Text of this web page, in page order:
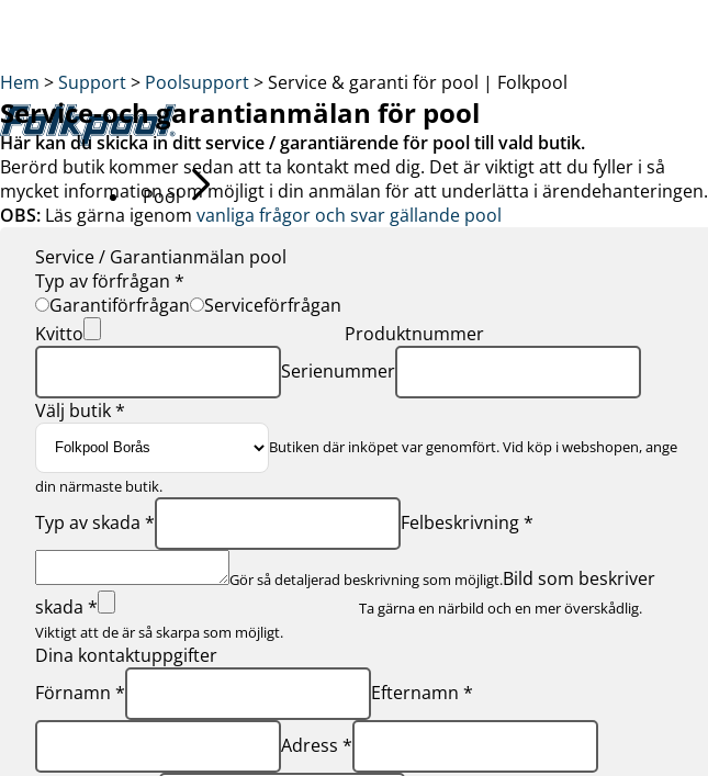
Pool
Köpa pool
Visa allt inom pool
Thermopool Luxe
Träpool Quadra
Gardenpool
Långsmal pool
Energismarta poolen
Glasfiberpool
Aquashell
Planera din pool
Visa allt inom planera
Hem >Support> Poolsupport>Service & garanti för pool | Folkpool
Service-och garantianmälan för pool
Här kan du skicka in ditt service / garantiärende för pool till vald butik.
Berörd butik kommer sedan att ta kontakt med dig. Det är viktigt att du fyller i så
mycket information som möjligt i din anmälan för att underlätta i ärendehanteringen.
OBS: Läs gärna igenom vanliga frågor och svar gällande pool
Service / Garantianmälan pool
Typ av förfrågan *
Garantiförfrågan
Serviceförfrågan
Kvitto
Produktnummer
Serienummer
Välj butik *
Butiken där inköpet var genomfört. Vid köp i webshopen, ange
din närmaste butik.
Typ av skada * Felbeskrivning *
Gör så detaljerad beskrivning som möjligt.Bild som beskriver
skada *
Ta gärna en närbild och en mer överskådlig.
Viktigt att de är så skarpa som möjligt.
Dina kontaktuppgifter
Förnamn *
Efternamn *
Adress *